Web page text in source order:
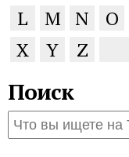
L
M N O
X
Y Z
Поиск